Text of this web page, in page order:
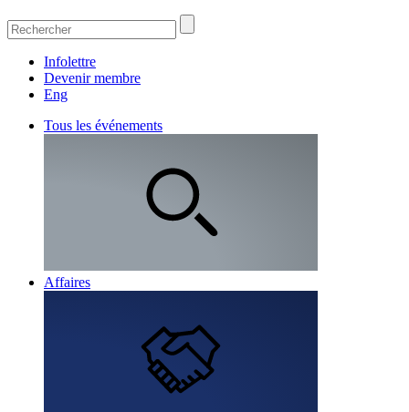
Infolettre
Devenir membre
Eng
Tous les événements
Affaires